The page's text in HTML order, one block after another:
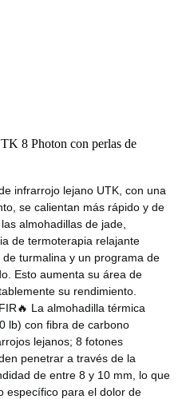
8 Photon con perlas de
infrarrojo lejano UTK, con una
se calientan más rápido y de
almohadillas de jade,
de termoterapia relajante
turmalina y un programa de
Esto aumenta su área de
su rendimiento.
La almohadilla térmica
lb) con fibra de carbono
lejanos; 8 fotones
penetrar a través de la
de entre 8 y 10 mm, lo que
específico para el dolor de